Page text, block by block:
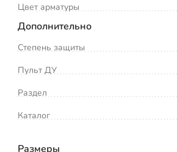
Цвет арматуры
Дополнительно
Степень защиты
Пульт ДУ
Раздел
Каталог
Размеры